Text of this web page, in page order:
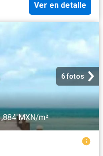
Ver en detalle
6 fotos
MXN/m²